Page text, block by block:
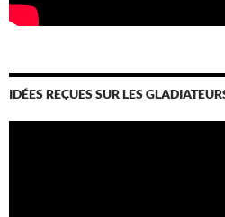
IDÉES REÇUES SUR LES